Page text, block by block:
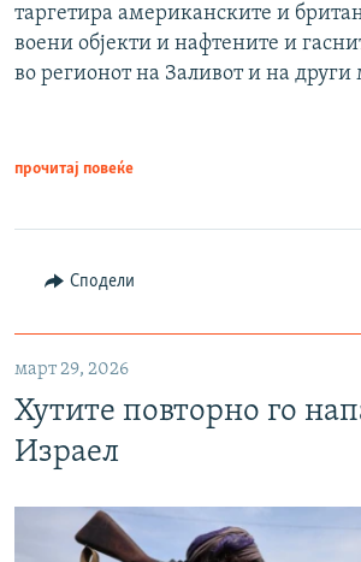
таргетира американските и
воени објекти и нафтените и
во регионот на Заливот и на други
прочитај повеќе
Сподели
март 29, 2026
Хутите повторно го
Израел